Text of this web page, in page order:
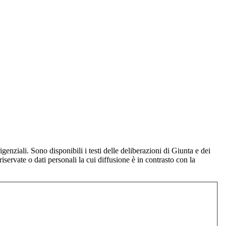
Sono disponibili i testi delle deliberazioni di Giunta e dei
o dati personali la cui diffusione è in contrasto con la